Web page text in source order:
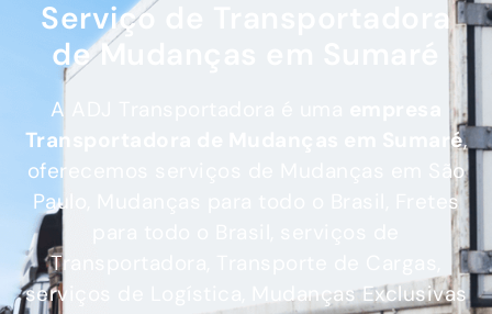
Serviço de Transportadora
de Mudanças em Sumaré
A ADJ Transportadora é uma
Transportadora de Mudanças
em Sumaré,
oferecemos serviços de Mudanças em São
Paulo, Mudanças para todo o Brasil, Fretes
Transportadora, Transporte de Cargas,
serviços de Logística, Mudanças Exclusivas